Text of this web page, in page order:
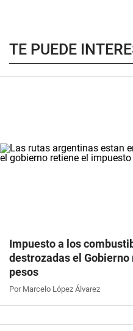
TE PUEDE
Impuesto a los
destrozadas el
pesos
Por Marcelo López Álvarez